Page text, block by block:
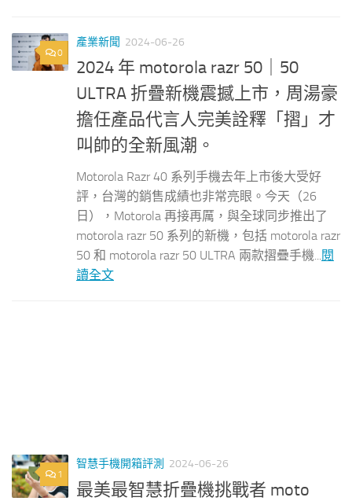
0
產業新聞 2024-06-26
2024 年 motorola razr 50｜50
ULTRA 折疊新機震撼上市，周湯豪
擔任產品代言人完美詮釋「摺」才
叫帥的全新風潮。
Motorola Razr 40 系列手機去年上市後大受好
評，台灣的銷售成績也非常亮眼。今天（26
日），Motorola 再接再厲，與全球同步推出了
motorola razr 50 系列的新機，包括 motorola razr
50 和 motorola razr 50 ULTRA 兩款摺疊手機...閱
讀全文
1
智慧手機開箱評測 2024-06-26
最美最智慧折疊機挑戰者 moto